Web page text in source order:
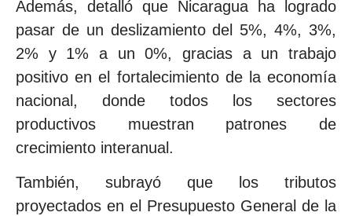
Además, detalló que Nicaragua ha logrado
pasar de un deslizamiento del 5%, 4%, 3%,
2% y 1% a un 0%, gracias a un trabajo
positivo en el fortalecimiento de la economía
nacional, donde todos los sectores
productivos muestran patrones de
crecimiento interanual.
También, subrayó que los tributos
proyectados en el Presupuesto General de la